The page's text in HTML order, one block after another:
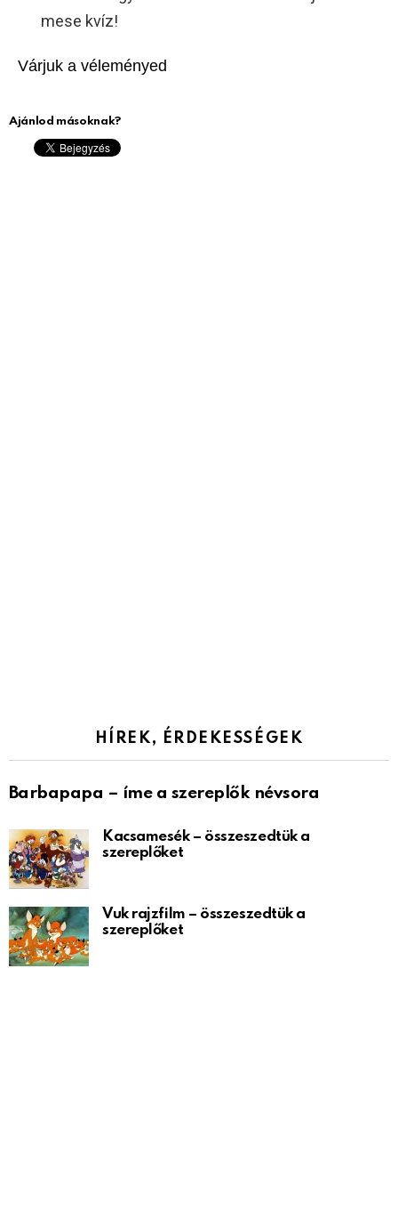
mese kvíz!
Várjuk a véleményed
Ajánlod másoknak?
HÍREK, ÉRDEKESSÉGEK
Barbapapa – íme a szereplők névsora
Kacsamesék – összeszedtük a
szereplőket
Vuk rajzfilm – összeszedtük a
szereplőket